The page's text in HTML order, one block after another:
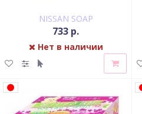
концентрированный
флакон 720 мл
NISSAN SOAP
733 р.
Нет в наличии